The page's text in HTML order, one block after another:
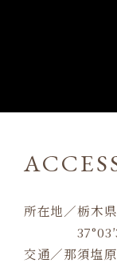
所在地／栃木
交通／那須塩